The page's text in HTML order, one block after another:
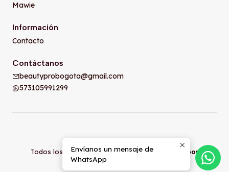
Mawie
Información
Contacto
Contáctanos
beautyprobogota@gmail.com
573105991299
Todos los derechos reservados.Desarrollado por
Jumpseller
Envíanos un mensaje de
WhatsApp